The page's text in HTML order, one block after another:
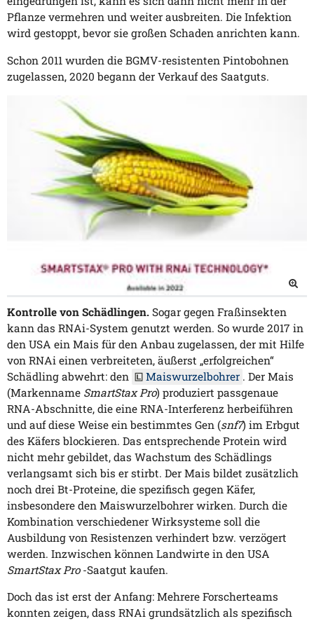
Pflanze vermehren und weiter ausbreiten. Die Infektion
wird gestoppt, bevor sie großen Schaden anrichten kann.
Schon 2011 wurden die BGMV-resistenten Pintobohnen
zugelassen, 2020 begann der Verkauf des Saatguts.
Kontrolle von Schädlingen. Sogar gegen Fraßinsekten
kann das RNAi-System genutzt werden. So wurde 2017 in
den USA ein Mais für den Anbau zugelassen, der mit Hilfe
von RNAi einen verbreiteten, äußerst „erfolgreichen“
Schädling abwehrt: den
Maiswurzelbohrer . Der Mais
(Markenname SmartStax Pro) produziert passgenaue
RNA-Abschnitte, die eine RNA-Interferenz herbeiführen
und auf diese Weise ein bestimmtes Gen (snf7) im Erbgut
des Käfers blockieren. Das entsprechende Protein wird
nicht mehr gebildet, das Wachstum des Schädlings
verlangsamt sich bis er stirbt. Der Mais bildet zusätzlich
noch drei Bt-Proteine, die spezifisch gegen Käfer,
insbesondere den Maiswurzelbohrer wirken. Durch die
Kombination verschiedener Wirksysteme soll die
Ausbildung von Resistenzen verhindert bzw. verzögert
werden. Inzwischen können Landwirte in den USA
SmartStax Pro-Saatgut kaufen.
Doch das ist erst der Anfang: Mehrere Forscherteams
konnten zeigen, dass RNAi grundsätzlich als spezifisch